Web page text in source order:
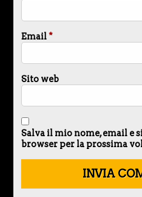
Email*
Sito web
Salva il mio nome, email e
browser per la prossima